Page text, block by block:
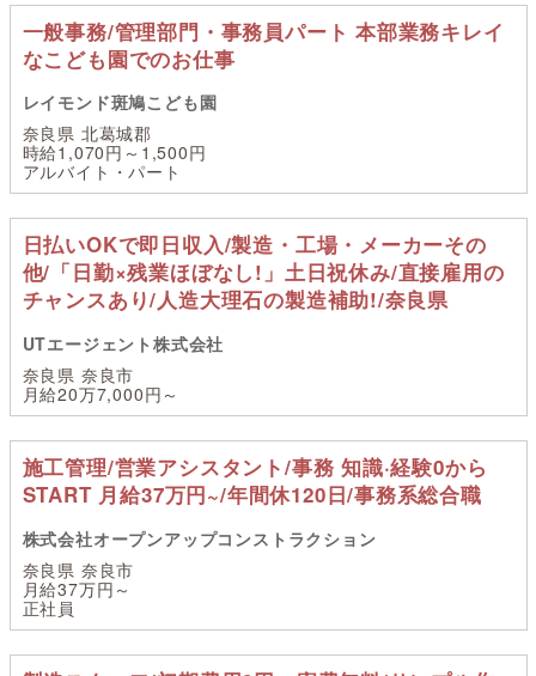
一般事務/管理部門・事務員パート 本部業務キレイ
なこども園でのお仕事
レイモンド斑鳩こども園
奈良県 北葛城郡
時給1,070円～1,500円
アルバイト・パート
日払いOKで即日収入/製造・工場・メーカーその
他/「日勤×残業ほぼなし!」土日祝休み/直接雇用の
チャンスあり/人造大理石の製造補助!/奈良県
UTエージェント株式会社
奈良県 奈良市
月給20万7,000円～
施工管理/営業アシスタント/事務 知識·経験0から
START 月給37万円~/年間休120日/事務系総合職
株式会社オープンアップコンストラクション
奈良県 奈良市
月給37万円～
正社員